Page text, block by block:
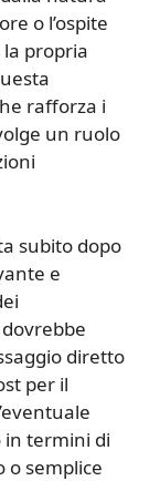
o l’ospite
propria
rafforza i
un ruolo
subito dopo
e
diretto
per il
in termini di
o semplice